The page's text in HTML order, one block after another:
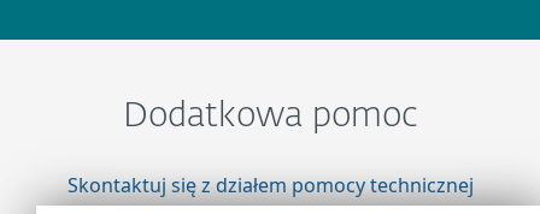
Dodatkowa pomoc
Skontaktuj się z działem pomocy technicznej